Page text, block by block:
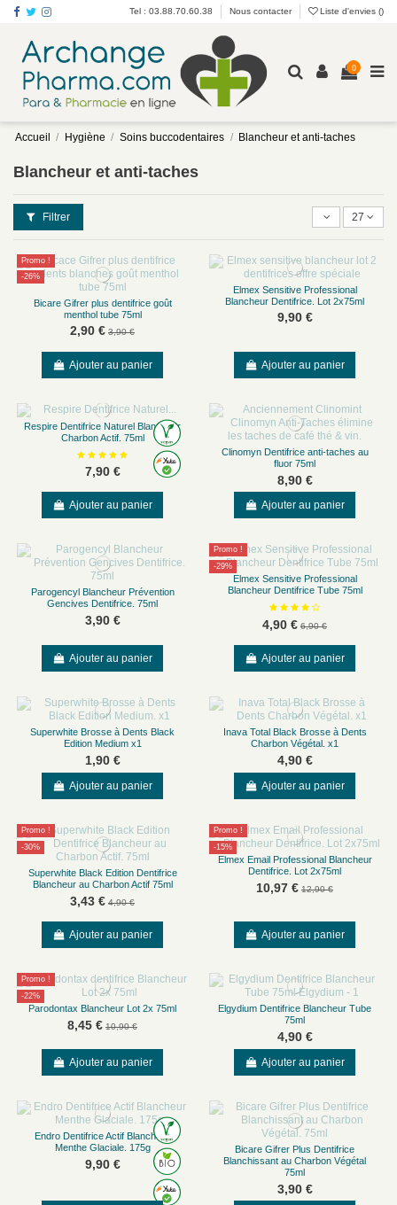
Tel : 03.88.70.60.38 Nous contacter Liste d'envies ()
0
Accueil Hygiène Soins buccodentaires Blancheur et anti-taches
Blancheur et anti-taches
Filtrer 27
Promo !
-26%
Bicare Gifrer plus dentifrice goût
menthol tube 75ml
2,90 € 3,90 €
Ajouter au panier
Elmex Sensitive Professional
Blancheur Dentifrice. Lot 2x75ml
9,90 €
Ajouter au panier
Respire Dentifrice Naturel Blancheur
Charbon Actif. 75ml
7,90 €
Ajouter au panier
Clinomyn Dentifrice anti-taches au
fluor 75ml
8,90 €
Ajouter au panier
Parogencyl Blancheur Prévention
Gencives Dentifrice. 75ml
3,90 €
Ajouter au panier
Promo !
-29%
Elmex Sensitive Professional
Blancheur Dentifrice Tube 75ml
4,90 € 6,90 €
Ajouter au panier
Superwhite Brosse à Dents Black
Edition Medium x1
1,90 €
Ajouter au panier
Inava Total Black Brosse à Dents
Charbon Végétal. x1
4,90 €
Ajouter au panier
Promo !
-30%
Superwhite Black Edition Dentifrice
Blancheur au Charbon Actif 75ml
3,43 € 4,90 €
Ajouter au panier
Promo !
-15%
Elmex Email Professional Blancheur
Dentifrice. Lot 2x75ml
10,97 € 12,90 €
Ajouter au panier
Promo !
-22%
Parodontax Blancheur Lot 2x 75ml
8,45 € 10,90 €
Ajouter au panier
Elgydium Dentifrice Blancheur Tube
75ml
4,90 €
Ajouter au panier
Endro Dentifrice Actif Blancheur
Menthe Glaciale. 175g
9,90 €
Bicare Gifrer Plus Dentifrice
Blanchissant au Charbon Végétal
75ml
3,90 €